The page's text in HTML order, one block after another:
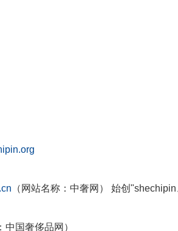
（网站名称：中奢网） 始创
国奢侈品网）